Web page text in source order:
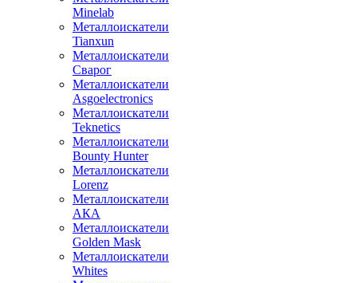
Minelab
Металлоискатели
Tianxun
Металлоискатели
Сварог
Металлоискатели
Asgoelectronics
Металлоискатели
Teknetics
Металлоискатели
Bounty Hunter
Металлоискатели
Lorenz
Металлоискатели
АКА
Металлоискатели
Golden Mask
Металлоискатели
Whites